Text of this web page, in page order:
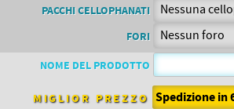
DORSALI TARGHE
PETTORALI NUMERI DA
NUMERI DA GARA MTB
PACCHI CELLOPHANATI
FORI
NOME DEL PRODOTTO
MIGLIOR PREZZO Spedizione in